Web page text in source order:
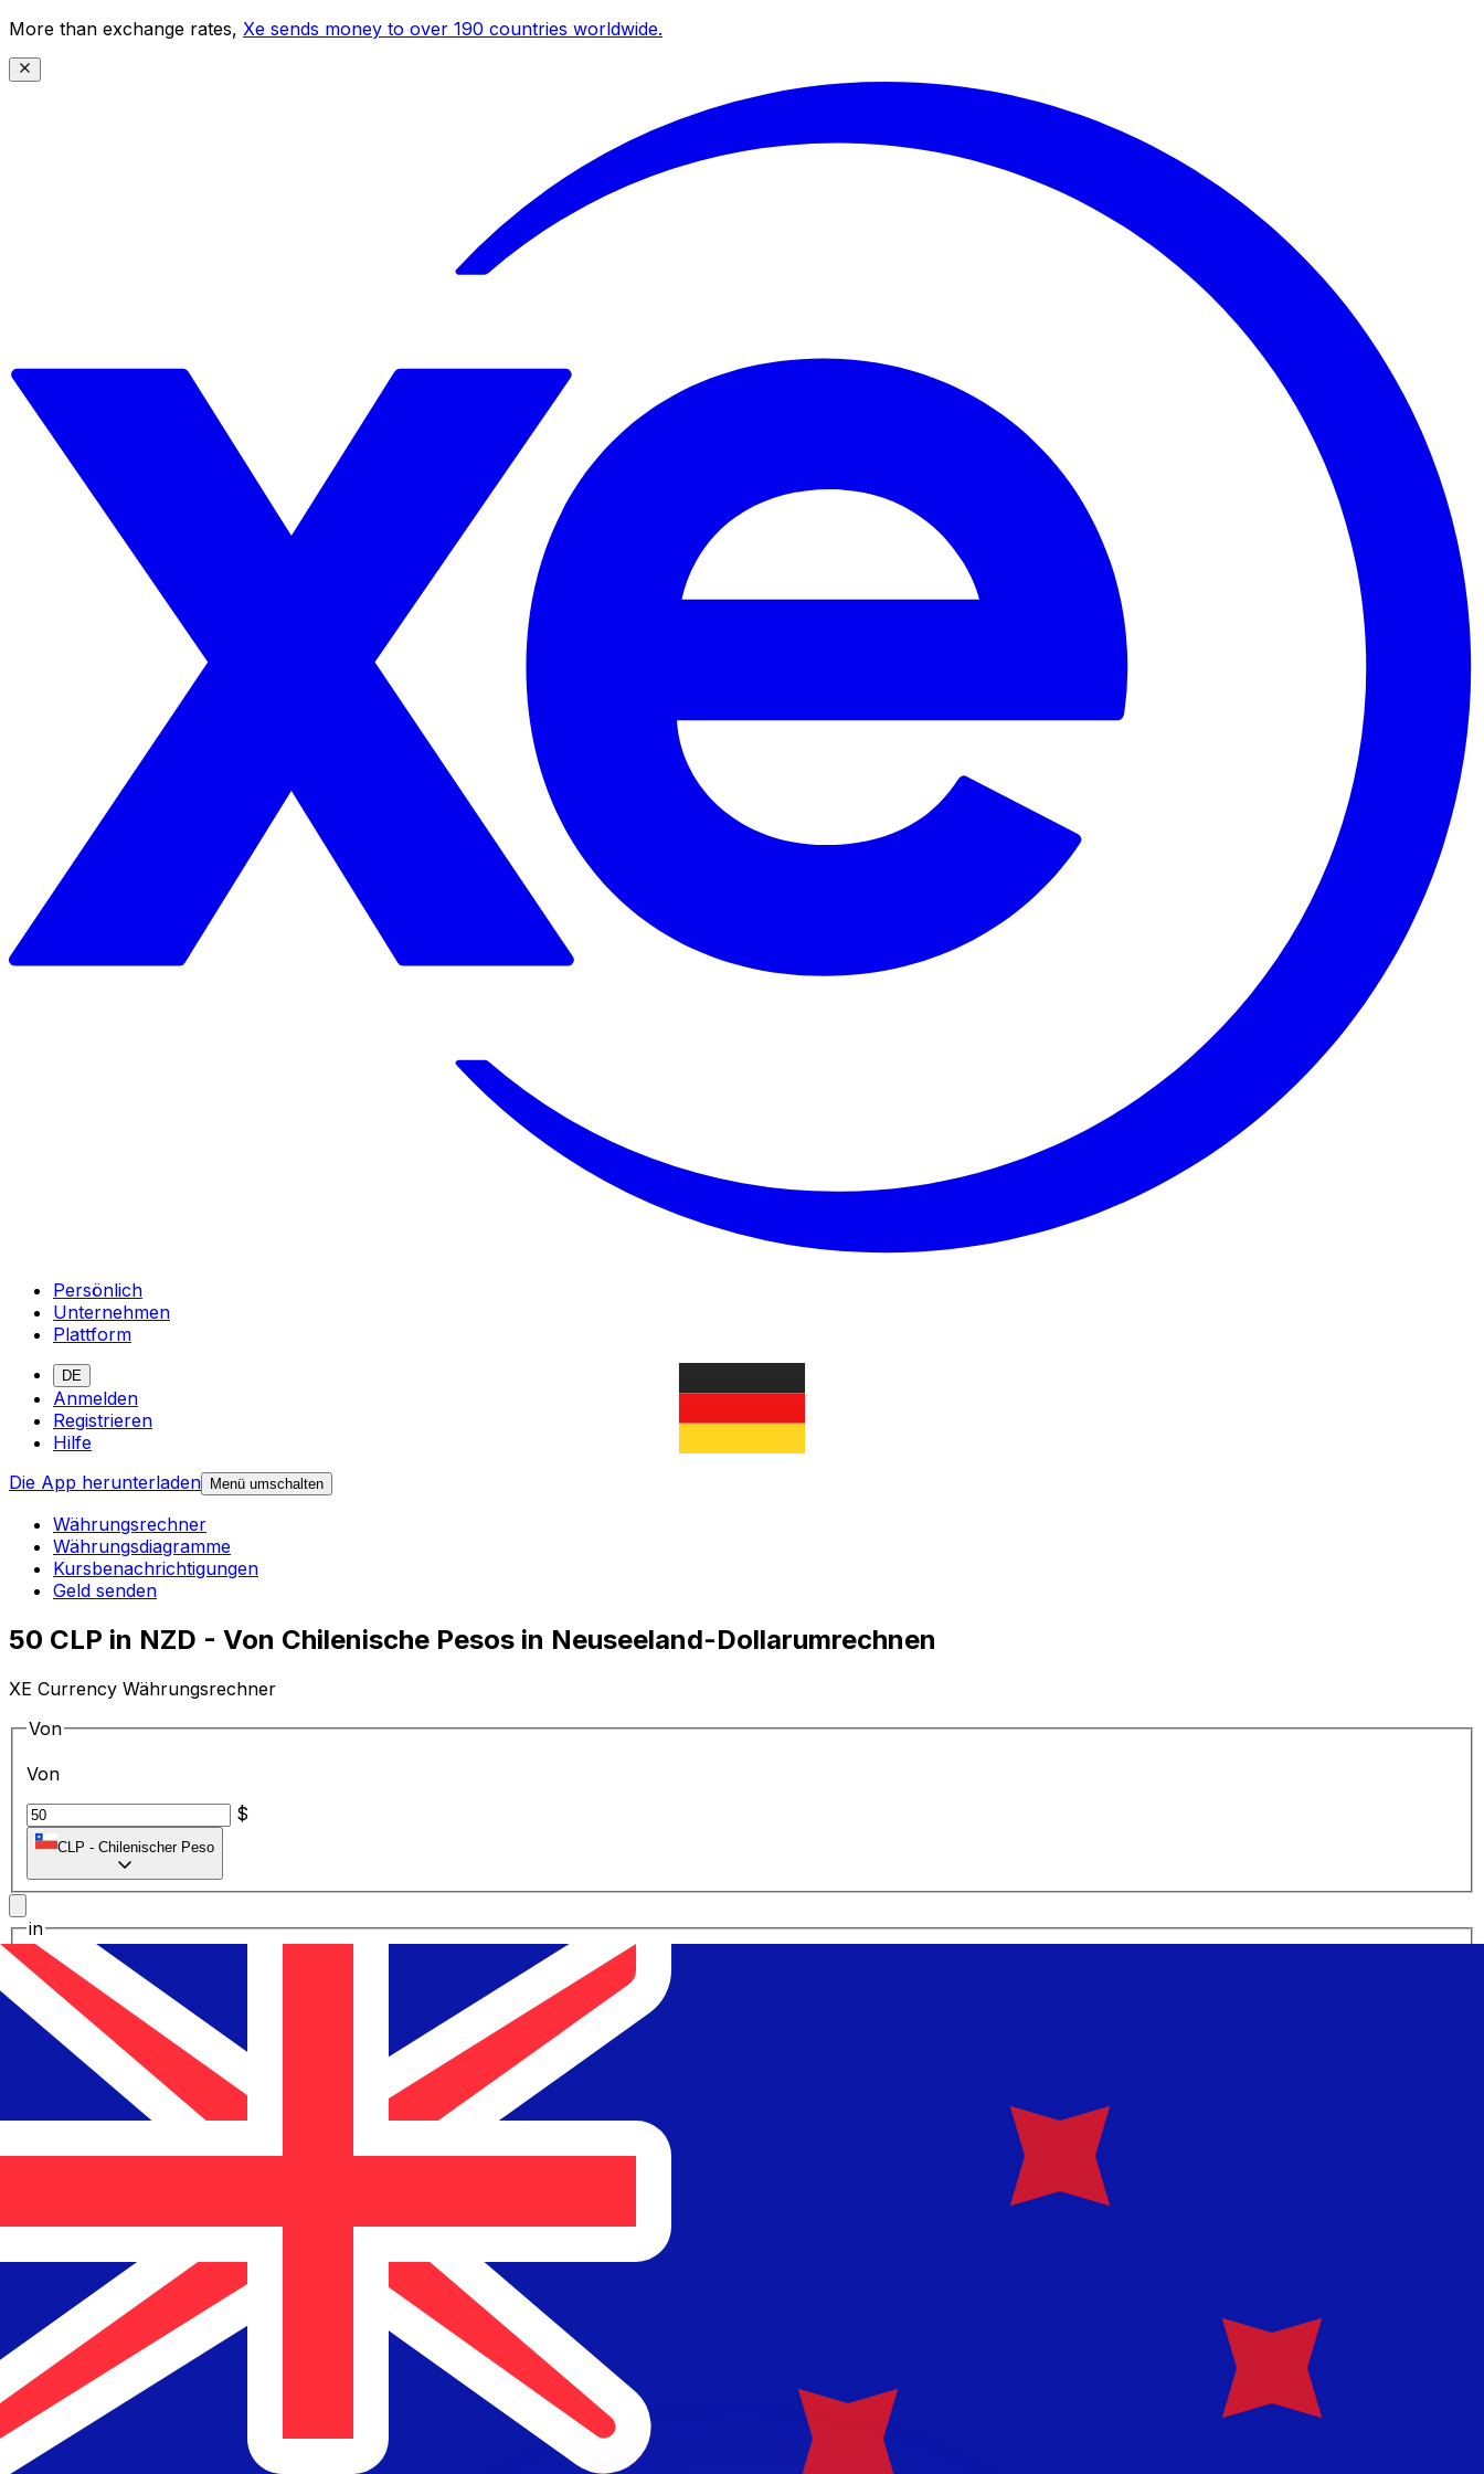
More than exchange rates, Xe sends money to over 190 countries worldwide.
Persönlich
Unternehmen
Plattform
DE
Anmelden
Registrieren
Hilfe
Die App herunterladen
Menü umschalten
Währungsrechner
Währungsdiagramme
Kursbenachrichtigungen
Geld senden
50 CLP in NZD - Von Chilenische Pesos in Neuseeland-Dollarumrechnen
XE Currency Währungsrechner
Von
Von
$
CLP - Chilenischer Peso
in
in
NZD Neuseeland-Dollar
1.00CLP= 0,001859
NZD
Mid-Market-Kurs um 18:15 UTC
Wir schlagen Konkurrenzkurse.
Termin für ein Gespräch vereinbaren
Wir verwenden den Mittelkurs für unseren Umrechner. Dies dient nur zu Informationszwecken. Diesen Kurs erhalten Sie nicht, wenn Sie Geld senden.Sendekurse prüfen.
Wusstest du, dass du mit Xe Geld ins Ausland schicken kannst?
Melde dich noch heute an